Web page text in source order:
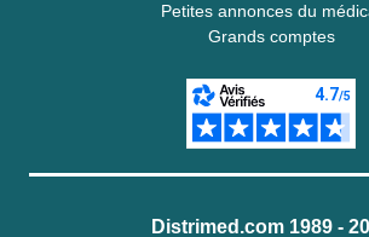
Petites annonces du
Grands comptes
Distrimed.com 1989 -